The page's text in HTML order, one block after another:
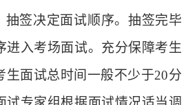
抽签决定面试顺序。抽签完毕
进入考场面试。充分保障考生
生面试总时间一般不少于20分